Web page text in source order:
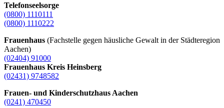
Telefonseelsorge
(0800) 1110111
(0800) 1110222
Frauenhaus (Fachstelle gegen häusliche Gewalt in der Städteregion
Aachen)
(02404) 91000
Frauenhaus Kreis Heinsberg
(02431) 9748582
Frauen- und Kinderschutzhaus Aachen
(0241) 470450